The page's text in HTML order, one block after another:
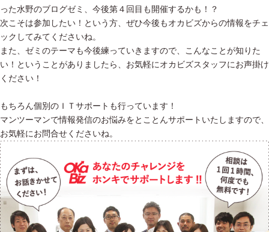
った水野のブログゼミ、今後第４回目も開催するかも！？
次こそは参加したい！という方、ぜひ今後もオカビズからの情報をチェ
ックしてみてくださいね。
また、ゼミのテーマも今後練っていきますので、こんなことが知りた
い！ということがありましたら、お気軽にオカビズスタッフにお声掛け
ください！
もちろん個別のＩＴサポートも行っています！
マンツーマンで情報発信のお悩みをとことんサポートいたしますので、
お気軽にお問合せくださいね。